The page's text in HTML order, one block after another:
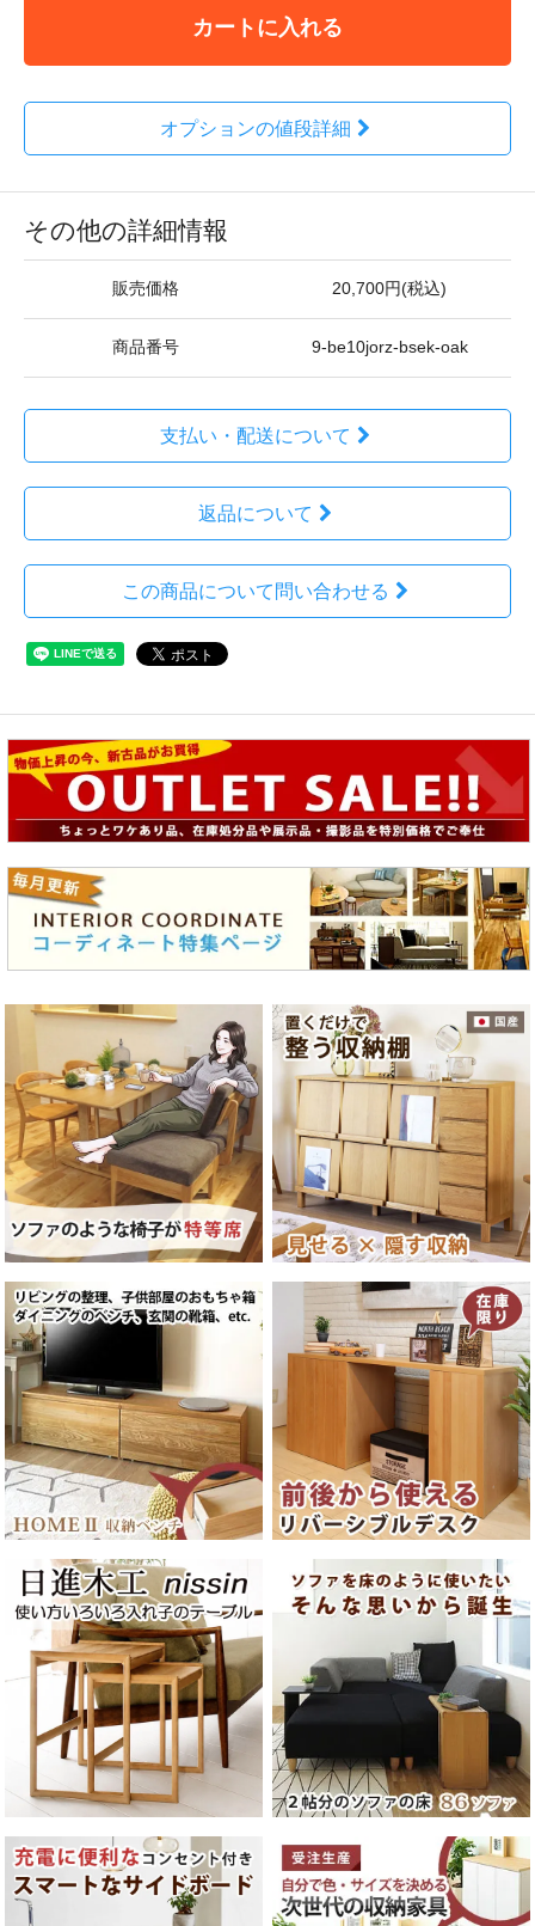
カートに入れる
オプションの値段詳細
その他の詳細情報
販売価格 20,700円(税込)
商品番号 9-be10jorz-bsek-oak
支払い・配送について
返品について
この商品について問い合わせる